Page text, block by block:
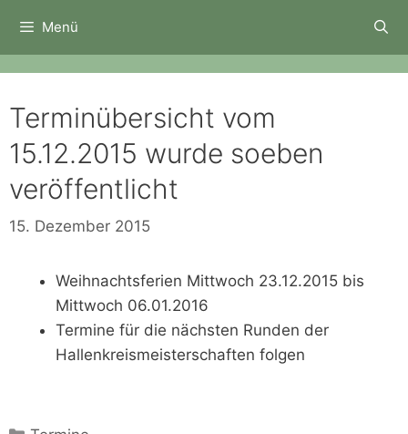
Inhalt
springen
Menü
Terminübersicht vom
15.12.2015 wurde soeben
veröffentlicht
15. Dezember 2015
Weihnachtsferien Mittwoch 23.12.2015 bis
Mittwoch 06.01.2016
Termine für die nächsten Runden der
Hallenkreismeisterschaften folgen